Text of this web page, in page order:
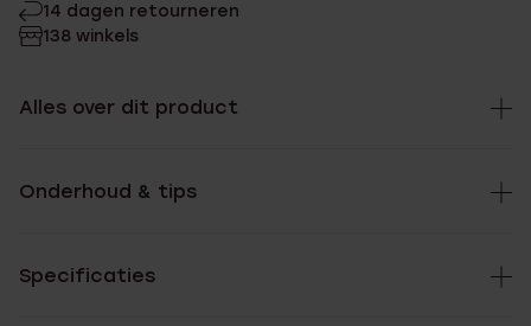
14 dagen retourneren
138 winkels
Alles over dit product
Onderhoud & tips
Specificaties